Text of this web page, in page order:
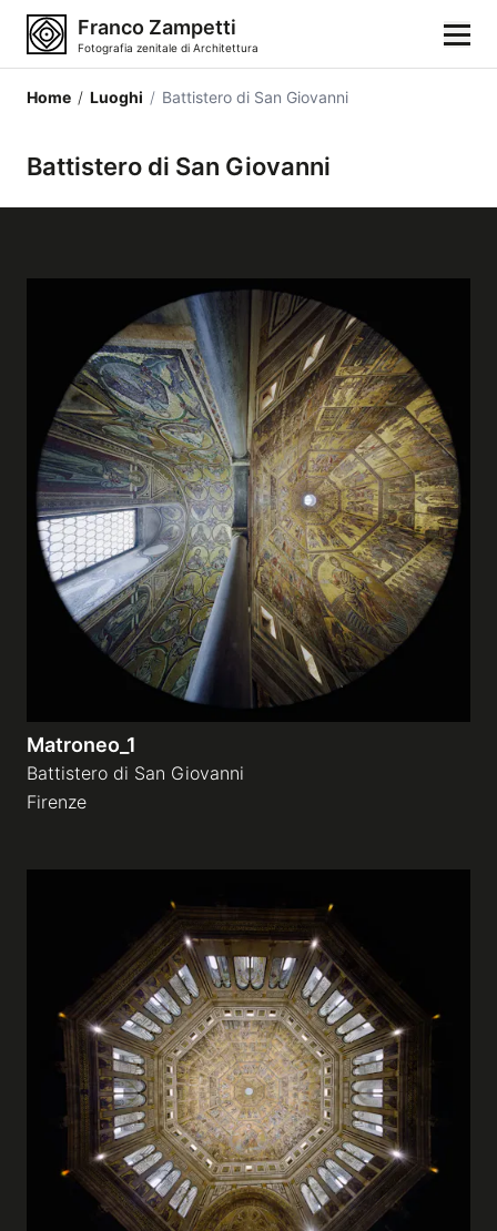
Franco Zampetti
Fotografia zenitale di Architettura
Luoghi
Città
Stili architettonici
Elementi architettonici
Architetti e autori
Gallerie a tema
Sequenze
Mostre
Home / Luoghi / Battistero di San Giovanni
Battistero di San Giovanni
Matroneo_1
Battistero di San Giovanni
Firenze